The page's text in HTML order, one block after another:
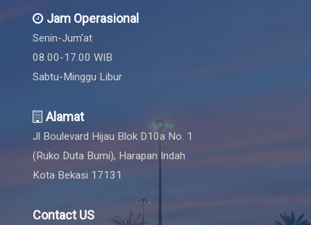
Jam Operasional
Senin-Jum'at
08.00-17.00 WIB
Sabtu-Minggu Libur
Alamat
Jl Boulevard Hijau Blok D10a No. 1
(Ruko Duta Bumi), Harapan Indah
Kota Bekasi 17131
Contact US